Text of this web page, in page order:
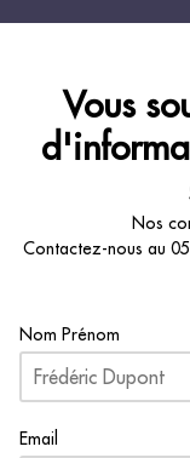
Vous
Nos
Contactez-nous au
Nom Prénom
Email